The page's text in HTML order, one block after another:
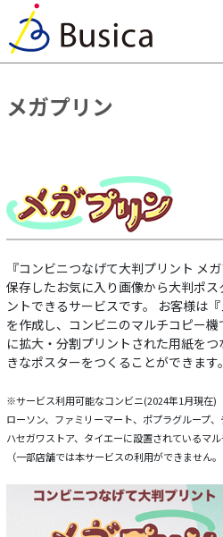
メガプリン
『コンビニつなげて大判プリント メ
保存したお気に入り画像から大判ポ
ントできるサービスです。 お客様は
を作成し、コンビニのマルチコピー
に拡大・分割プリントされた用紙を
きなポスターをつくることができます。
※サービス利用可能なコンビニ(2024年1月現在)
ローソン、ファミリーマート、ポプラグループ
ハセガワストア、タイエーに設置されているマ
（一部店舗では本サービスの利用ができません。